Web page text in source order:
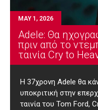
MAY 1, 2026
Adele: Θα
πριν από το
ταινία Cry to
Η 37χρονη Adele θα
υποκριτική στην
ταινία του Tom Ford,